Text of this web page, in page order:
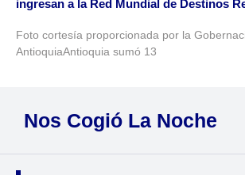
ingresan a la Red Mundial de Destinos
Foto cortesía proporcionada por la
AntioquiaAntioquia sumó 13
Nos Cogió La Noche